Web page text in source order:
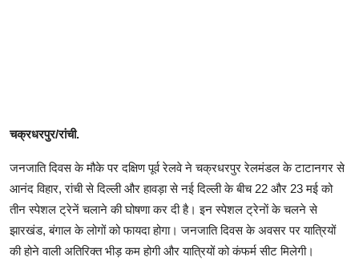
चक्रधरपुर/रांची.
जनजाति दिवस के मौके पर दक्षिण पूर्व रेलवे ने चक्रधरपुर रेलमंडल के टाटानगर से
आनंद विहार, रांची से दिल्ली और हावड़ा से नई दिल्ली के बीच 22 और 23 मई को
तीन स्पेशल ट्रेनें चलाने की घोषणा कर दी है। इन स्पेशल ट्रेनाें के चलने से
झारखंड, बंगाल के लोगों को फायदा होगा। जनजाति दिवस के अवसर पर यात्रियों
की होने वाली अतिरिक्त भीड़ कम होगी और यात्रियों को कंफर्म सीट मिलेगी।